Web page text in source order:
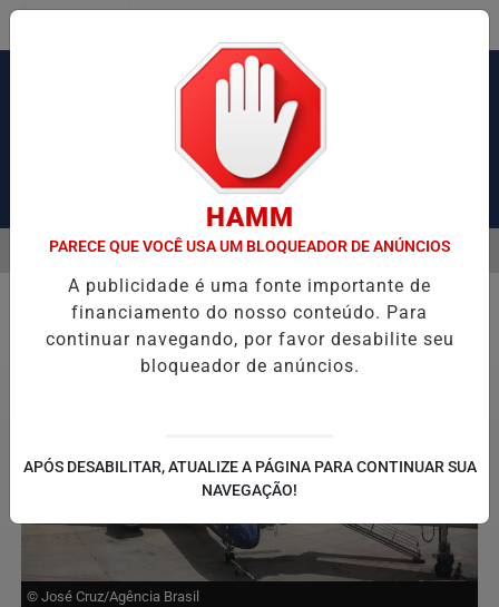
Pesquisar Notícia
CONGESTIONAMENTO DE MAIS DE 2 MIL KM MEDIDA
EM ALTA
MENU
Economia
© José Cruz/Agência Brasil
HAMM
PARECE QUE VOCÊ USA UM BLOQUEADOR DE ANÚNCIOS
A publicidade é uma fonte importante de
financiamento do nosso conteúdo. Para
continuar navegando, por favor desabilite seu
bloqueador de anúncios.
APÓS DESABILITAR, ATUALIZE A PÁGINA PARA CONTINUAR SUA
NAVEGAÇÃO!